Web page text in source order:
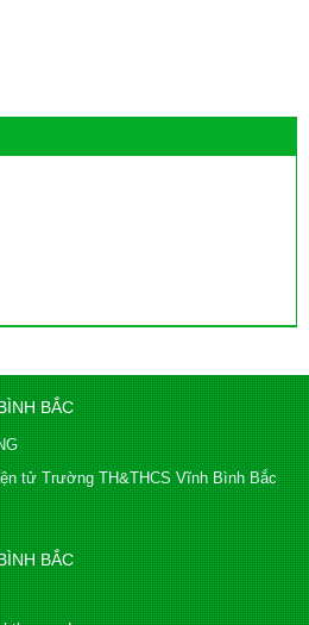
BẮC
tử Trường TH&THCS Vĩnh Bình Bắc
BẮC